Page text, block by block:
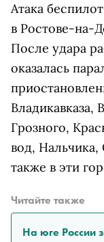
Атака
в Ростове-на-
После удара
оказалась
Владикавказа,
Грозного,
вод,
также в эти
Читайте также
На юге России